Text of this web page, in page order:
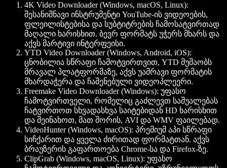
4K Video Downloader (Windows, macOS, Linux):
შესანიშნავი ინსტრუმენტი YouTube-ის ვიდეოების,
ფლეილისტებისა და სუბტიტრების ჩამოსატვირთად
მაღალი ხარისხით. ბევრ ფორმატს უჭერს მხარს და
აქვს მარტივი ინტერფეისი.
YTD Video Downloader (Windows, Android, iOS):
ცნობილია სწრაფი ჩამოტვირთვით, YTD მუშაობს
მრავალ პლატფორმაზე, აქვს უამრავი ფორმატის
მხარდაჭერა და ჩაშენებული ვიდეოპლეერი.
Freemake Video Downloader (Windows): უფასო
ჩამოტვირთველი, რომელიც გაძლევთ საშუალებას
ჩატვირთოთ სხვადასხვა საიტებიდან HD ხარისხით
და შეინახოთ, მათ შორის, AVI და WMV ფაილებად.
VideoHunter (Windows, macOS): პრემიუმ აპი სწრაფი
სიჩქარით და ყველა ძირითად ფორმატთან. აქვს
ბრაუზერის გაფართოება Chrome-სა და Firefox-ზე.
ClipGrab (Windows, macOS, Linux): უფასო